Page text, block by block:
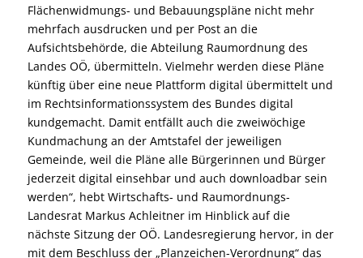
Flächenwidmungs- und Bebauungspläne nicht mehr
mehrfach ausdrucken und per Post an die
Aufsichtsbehörde, die Abteilung Raumordnung des
Landes OÖ, übermitteln. Vielmehr werden diese Pläne
künftig über eine neue Plattform digital übermittelt und
im Rechtsinformationssystem des Bundes digital
kundgemacht. Damit entfällt auch die zweiwöchige
Kundmachung an der Amtstafel der jeweiligen
Gemeinde, weil die Pläne alle Bürgerinnen und Bürger
jederzeit digital einsehbar und auch downloadbar sein
werden“, hebt Wirtschafts- und Raumordnungs-
Landesrat Markus Achleitner im Hinblick auf die
nächste Sitzung der OÖ. Landesregierung hervor, in der
mit dem Beschluss der „Planzeichen-Verordnung“ das